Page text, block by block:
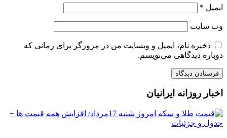
ایمیل *
وب‌ سایت
ذخیره نام، ایمیل و وبسایت من در مرورگر برای زمانی که
دوباره دیدگاهی می‌نویسم.
اخبار روزانه ایرانیان